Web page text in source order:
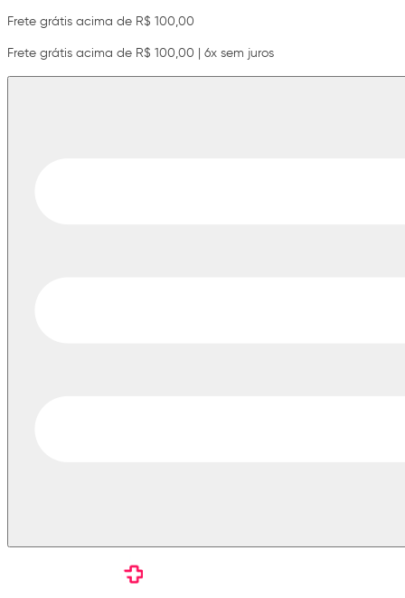
Frete grátis acima de R$ 100,00
Frete grátis acima de R$ 100,00 | 6x sem juros